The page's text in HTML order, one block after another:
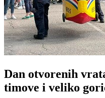
Dan otvorenih
timove i veliko